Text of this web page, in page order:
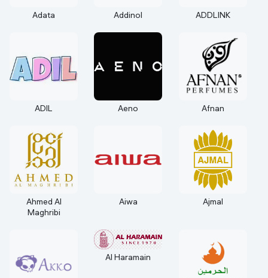
Adata Addinol ADDLINK
ADIL Aeno Afnan
Ahmed Al
Maghribi
Aiwa Ajmal
Al Haramain